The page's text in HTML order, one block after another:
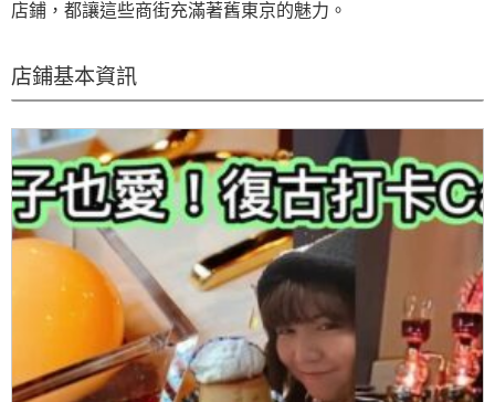
店鋪，都讓這些商街充滿著舊東京的魅力。
店鋪基本資訊